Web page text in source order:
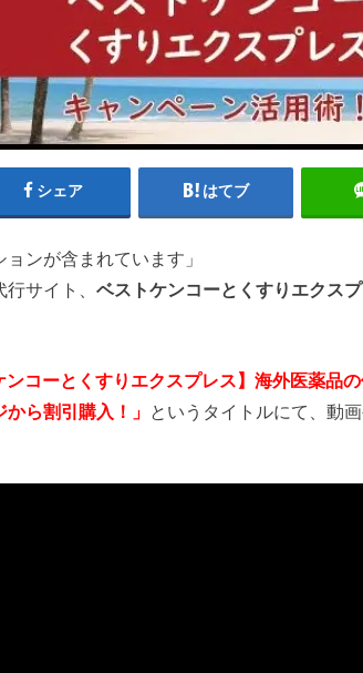
シェア はてブ
ョンが含まれています」
サイト、 ベストケンコーとくすりエクス
ンコーとくすりエクスプレス】海外医薬品
ら割引購入！」 というタイトルにて、動